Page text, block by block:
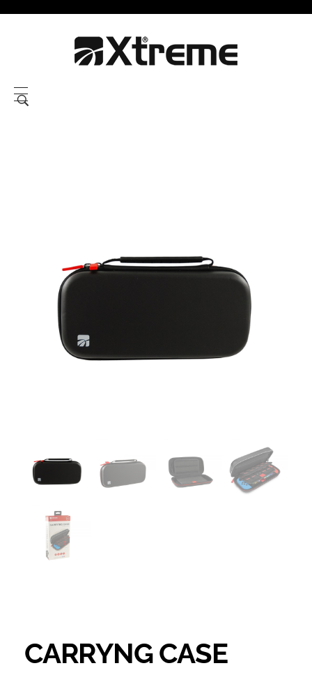
CARRYNG CASE